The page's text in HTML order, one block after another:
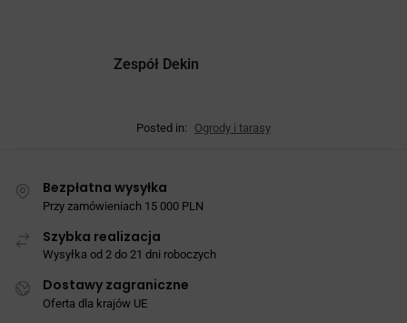
Zespół Dekin
Posted in: Ogrody i tarasy
Bezpłatna wysyłka
Przy zamówieniach 15 000 PLN
Szybka realizacja
Wysyłka od 2 do 21 dni roboczych
Dostawy zagraniczne
Oferta dla krajów UE